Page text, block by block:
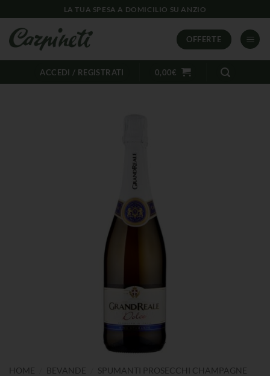
LA TUA SPESA A DOMICILIO SU ANZIO
OFFERTE
ACCEDI / REGISTRATI 0,00€
HOME BEVANDE SPUMANTI PROSECCHI CHAMPAGNE